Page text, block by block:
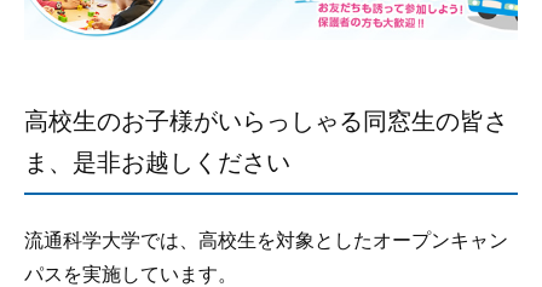
高校生のお子様がいらっしゃる同窓生の皆さ
ま、是非お越しください
流通科学大学では、高校生を対象としたオープンキャン
パスを実施しています。